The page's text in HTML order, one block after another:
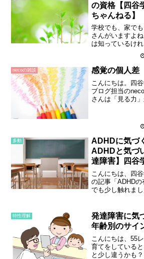
の資格【四谷
ちゃんねる】
学校でも、家で
さんがいますよ
は知っているけ
に扱ったらいい
談もいただきま
す、集団活動に
から相談をもらっ
necoの雑談 感覚の個人差
こんにちは。四
ブログ担当の
さんは「見る力
様子を示す場合
にではなく「見る
多動
ADHDに気づ
ADHDと気づ
達障害】四谷
こんにちは、四
の記事「ADHDの
でも少し触れま
もADHDは、大
いうケースが珍
なぜでしょうか
由があるんです
特性理解
発達障害に気
年齢別のサイ
こんにちは、55
育てをしている
と少し違うかも